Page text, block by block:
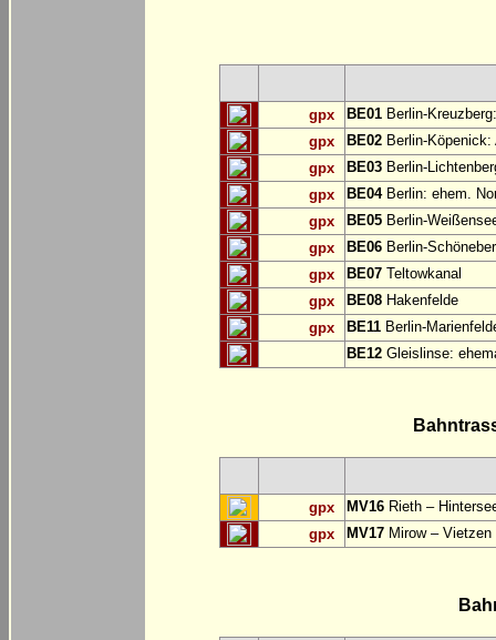
gpx BE01 Berlin-
gpx
BE02 Berlin-
gpx
BE03 Berlin-
gpx
BE04Berlin: ehem.
gpx
BE05 Berlin-
gpx
BE06 Berlin-
gpx
BE07 Teltowkanal
gpx
BE08 Hakenfelde
gpx
BE11 Berlin-
BE12 Gleislinse:
gpx MV16 Rieth –
gpx
MV17 Mirow – Vietzen